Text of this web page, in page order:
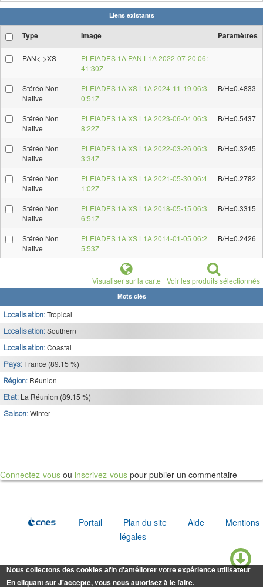
Liens existants
Type Image Paramètres
PAN<->XS
PLEIADES 1A PAN L1A 2022-07-20 06:
41:30Z
Stéréo Non
Native
PLEIADES 1A XS L1A 2024-11-19 06:3
0:51Z
B/H=0.4833
Stéréo Non
Native
PLEIADES 1A XS L1A 2023-06-04 06:3
8:22Z
B/H=0.5437
Stéréo Non
Native
PLEIADES 1A XS L1A 2022-03-26 06:3
3:34Z
B/H=0.3245
Stéréo Non
Native
PLEIADES 1A XS L1A 2021-05-30 06:4
1:02Z
B/H=0.2782
Stéréo Non
Native
PLEIADES 1A XS L1A 2018-05-15 06:3
6:51Z
B/H=0.3315
Stéréo Non
Native
PLEIADES 1A XS L1A 2014-01-05 06:2
5:53Z
B/H=0.2426
Visualiser sur la carte Voir les produits sélectionnés
Mots clés
Localisation: Tropical
Localisation: Southern
Localisation: Coastal
Pays: France (89.15 %)
Région: Réunion
Etat: La Réunion (89.15 %)
Saison: Winter
Connectez-vous ou inscrivez-vous pour publier un commentaire
Portail Plan du site Aide
Mentions
légales
Nous collectons des cookies afin d'améliorer votre expérience utilisateur
En cliquant sur J'accepte, vous nous autorisez à le faire.